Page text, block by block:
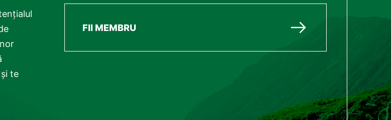
te
FII MEMBRU